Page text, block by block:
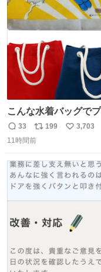
こんな水着バッグで
世代（笑） #70年
返
信
33
リ
ポ
ト
数
199
い
数
3,703
11時間前